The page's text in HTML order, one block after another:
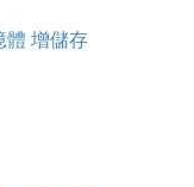
體 增儲存